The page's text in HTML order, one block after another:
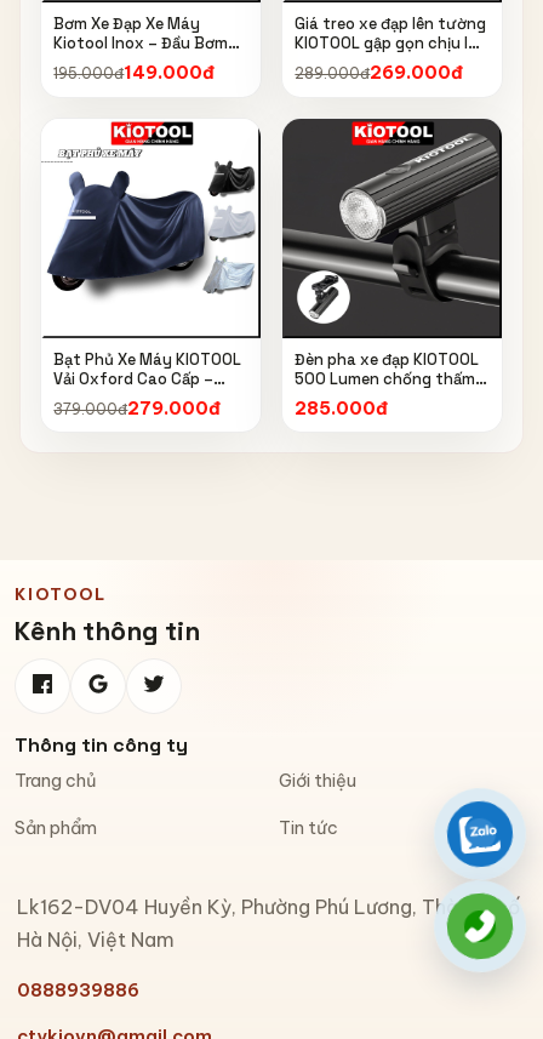
Bơm Xe Đạp Xe Máy
Kiotool Inox – Đầu Bơm
Thông Minh, Kèm Bơm
Bóng, Đồng Hồ 160 PSI
195.000đ149.000đ
Giá treo xe đạp lên tường
KIOTOOL gập gọn chịu lực
cao kèm móc treo mũ bảo
hiểm
289.000đ269.000đ
Bạt Phủ Xe Máy KIOTOOL
Vải Oxford Cao Cấp –
Chống Nắng, Chống Mưa,
Chống Bụi, Chống Tia UV,
379.000đ279.000đ
Đèn pha xe đạp KIOTOOL
500 Lumen chống thấm
nước IPX6 6603
285.000đ
KIOTOOL
Kênh thông tin
Thông tin công ty
Trang chủ Giới thiệu
Sản phẩm Tin tức
Lk162-DV04 Huyền Kỳ, Phường Phú Lương, Thành phố
Hà Nội, Việt Nam
0888939886
Zalo
Gọi